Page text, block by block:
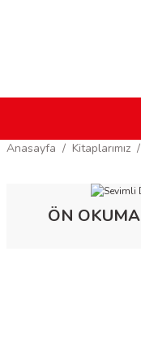
Anasayfa
Kitaplarımız
ÖN OKUMA